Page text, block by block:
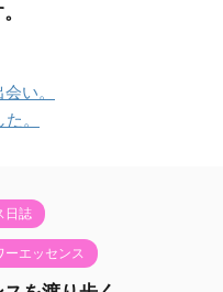
い。
。
日誌
ーエッセンス